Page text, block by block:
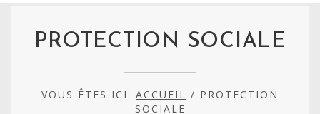
PROTECTION SOCIALE
VOUS ÊTES ICI: ACCUEIL / PROTECTION
SOCIALE